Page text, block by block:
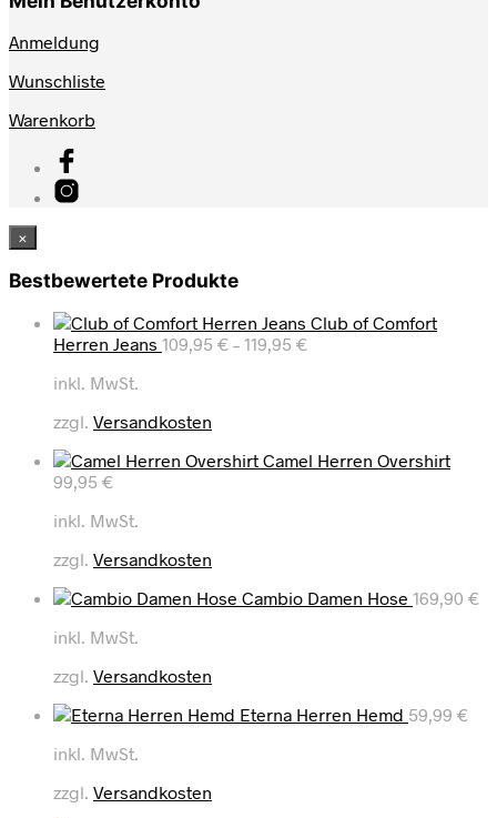
Anmeldung
Wunschliste
Warenkorb
×
Bestbewertete Produkte
Club of Comfort
Herren Jeans 109,95 € – 119,95 €
inkl. MwSt.
zzgl. Versandkosten
Camel Herren Overshirt
99,95 €
inkl. MwSt.
zzgl. Versandkosten
Cambio Damen Hose 169,90 €
inkl. MwSt.
zzgl. Versandkosten
Eterna Herren Hemd 59,99 €
inkl. MwSt.
zzgl. Versandkosten